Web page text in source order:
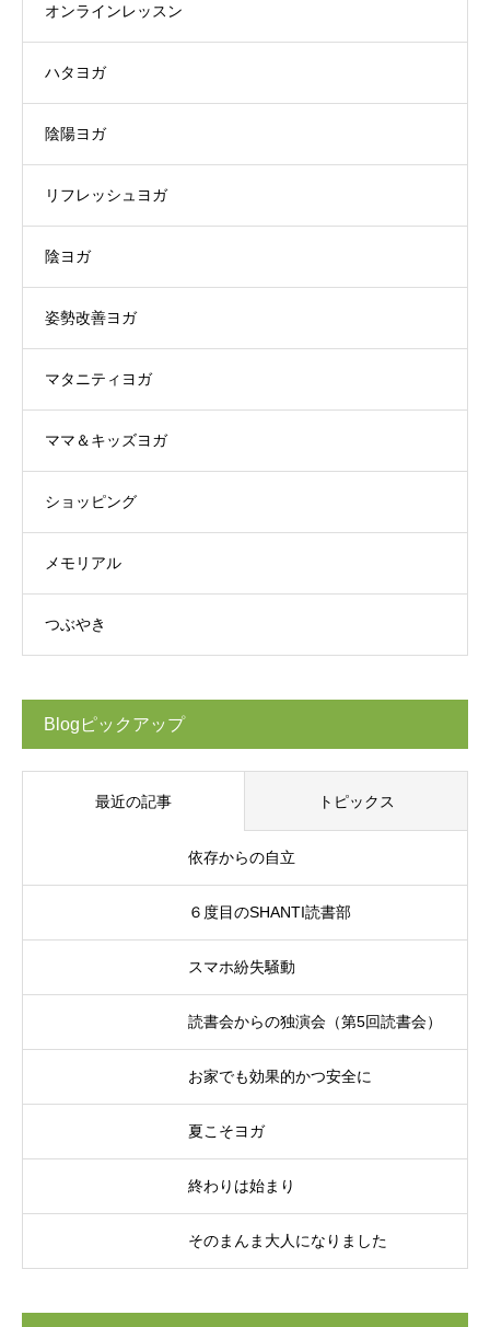
オンラインレッスン
ハタヨガ
陰陽ヨガ
リフレッシュヨガ
陰ヨガ
姿勢改善ヨガ
マタニティヨガ
ママ＆キッズヨガ
ショッピング
メモリアル
つぶやき
Blogピックアップ
最近の記事 トピックス
依存からの自立
６度目のSHANTI読書部
スマホ紛失騒動
読書会からの独演会（第5回読書会）
お家でも効果的かつ安全に
夏こそヨガ
終わりは始まり
そのまんま大人になりました